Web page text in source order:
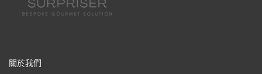
關於我們